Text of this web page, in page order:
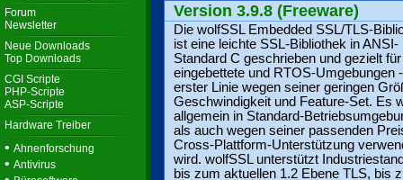
Forum
Newsletter
Neue Downloads
Top Downloads
CGI Scripte
PHP-Scripte
ASP-Scripte
Hardware Treiber
• Ahnenforschung
• Antivirus
Version 3.9.8 (Freeware)
Die wolfSSL Embedded SSL/TLS-
ist eine leichte SSL-Bibliothek in ANSI-
Standard C geschrieben und gezielt für
eingebettete und RTOS-Umgebungen
erster Linie wegen seiner geringen
Geschwindigkeit und Feature-Set. Es
allgemein in Standard-
als auch wegen seiner passenden
Cross-Plattform-Unterstützung
wird. wolfSSL unterstützt
bis zum aktuellen 1.2 Ebene TLS, bis